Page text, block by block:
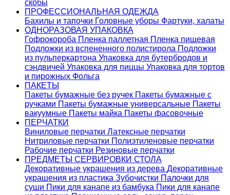
скобы
ПРОФЕССИОНАЛЬНАЯ ОДЕЖДА
Бахилы и тапочки Головные уборы Фартуки, халаты
ОДНОРАЗОВАЯ УПАКОВКА
Гофрокороба Пленка паллетная Пленка пищевая
Подложки из вспененного полистирола Подложки
из пульперкартона Упаковка для бутербродов и
сэндвичей Упаковка для пиццы Упаковка для тортов
и пирожных Фольга
ПАКЕТЫ
Пакеты бумажные без ручек Пакеты бумажные с
ручками Пакеты бумажные универсальные Пакеты
вакуумные Пакеты майка Пакеты фасовочные
ПЕРЧАТКИ
Виниловые перчатки Латексные перчатки
Нитриловые перчатки Полиэтиленовые перчатки
Рабочие перчатки Резиновые перчатки
ПРЕДМЕТЫ СЕРВИРОВКИ СТОЛА
Декоративные украшения из дерева Декоративные
украшения из пластика Зубочистки Палочки для
суши Пики для канапе из бамбука Пики для канапе